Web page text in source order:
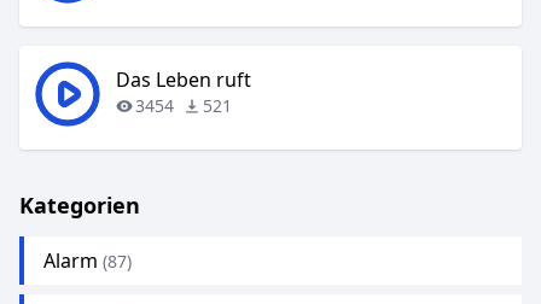
Das Leben ruft
3454 521
Kategorien
Alarm (87)